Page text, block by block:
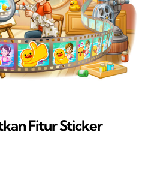
Fitur Sticker